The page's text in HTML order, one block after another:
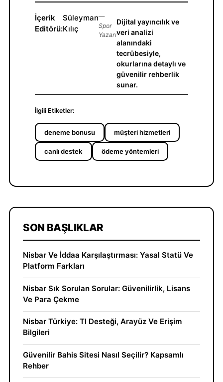
İçerik
Editörü:
Süleyman
Kılıç
—
Spor
Yazarı
Dijital yayıncılık ve
veri analizi
alanındaki
tecrübesiyle,
okurlarına detaylı ve
güvenilir rehberlik
sunar.
İlgili Etiketler:
deneme bonusu müşteri hizmetleri
canlı destek ödeme yöntemleri
SON BAŞLIKLAR
Nisbar Ve İddaa Karşılaştırması: Yasal Statü Ve
Platform Farkları
Nisbar Sık Sorulan Sorular: Güvenilirlik, Lisans
Ve Para Çekme
Nisbar Türkiye: Tl Desteği, Arayüz Ve Erişim
Bilgileri
Güvenilir Bahis Sitesi Nasıl Seçilir? Kapsamlı
Rehber